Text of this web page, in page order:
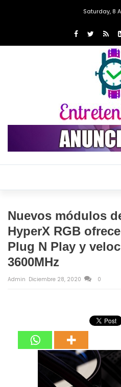
Saturday, 8
Nuevos módulos
HyperX RGB
Plug N Play y
3600MHz
Admin Diciembre 28, 2020 0